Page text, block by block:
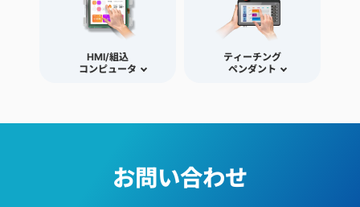
HMI/組込
コンピュータ
ティーチング
ペンダント
お問い合わせ